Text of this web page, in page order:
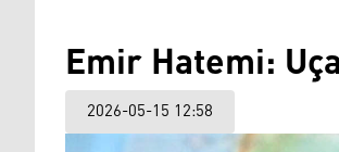
Emir Hatemi:
2026-05-15 12:58